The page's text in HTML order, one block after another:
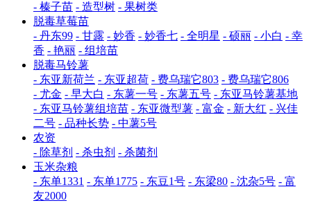
- 榛子苗 - 造型树 - 果树类
脱毒草莓苗
- 丹东99 - 甘露 - 妙香 - 妙香七 - 全明星 - 硕丽 - 小白 - 幸
香 - 艳丽 - 组培苗
脱毒马铃薯
- 东亚新荷兰 - 东亚超荷 - 费乌瑞它803 - 费乌瑞它806
- 尤金 - 早大白 - 东薯一号 - 东薯五号 - 东亚马铃薯基地
- 东亚马铃薯组培苗 - 东亚微型薯 - 富金 - 新大红 - 兴佳
二号 - 品种长势 - 中薯5号
农资
- 除草剂 - 杀虫剂 - 杀菌剂
玉米杂粮
- 东单1331 - 东单1775 - 东豆1号 - 东梁80 - 沈杂5号 - 富
友2000